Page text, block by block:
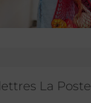
La Poste